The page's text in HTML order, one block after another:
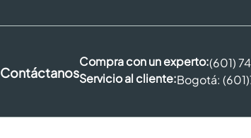
Contáctanos
Compra con un experto:(601)
Servicio al cliente:Bogotá: